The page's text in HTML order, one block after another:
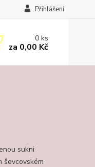
Přihlášení
0ks
za 0,00 Kč
sukni
ševcovském